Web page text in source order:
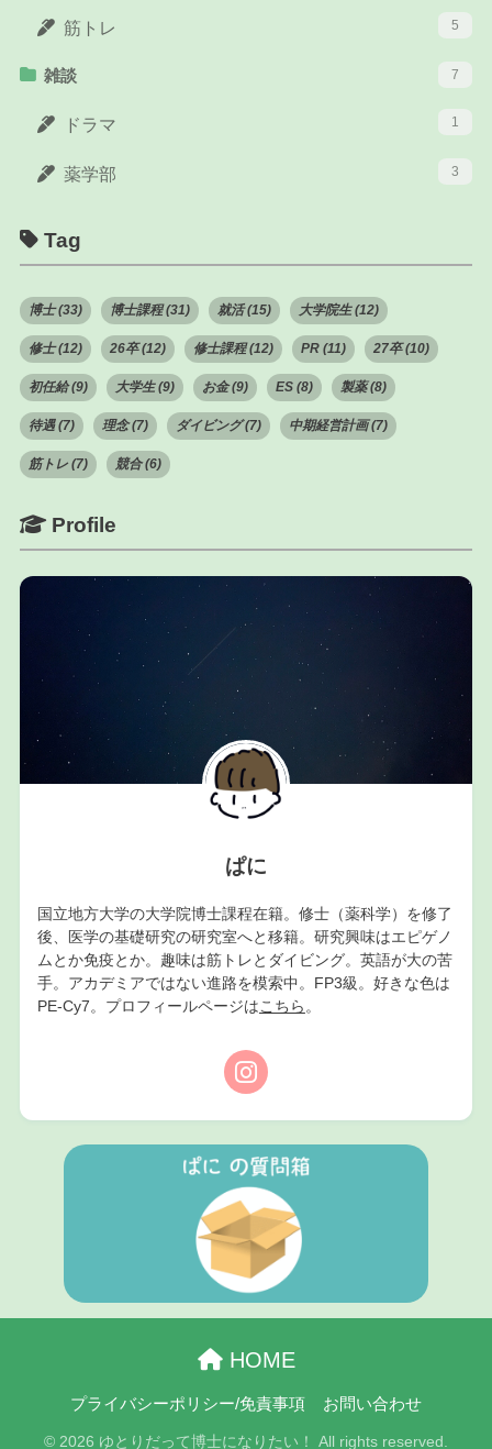
筋トレ 5
雑談 7
ドラマ 1
薬学部 3
Tag
博士 (33) 博士課程 (31) 就活 (15) 大学院生 (12)
修士 (12) 26卒 (12) 修士課程 (12) PR (11) 27卒 (10)
初任給 (9) 大学生 (9) お金 (9) ES (8) 製薬 (8)
待遇 (7) 理念 (7) ダイビング (7) 中期経営計画 (7)
筋トレ (7) 競合 (6)
Profile
ぱに
国立地方大学の大学院博士課程在籍。修士（薬科学）を修了
後、医学の基礎研究の研究室へと移籍。研究興味はエピゲノ
ムとか免疫とか。趣味は筋トレとダイビング。英語が大の苦
手。アカデミアではない進路を模索中。FP3級。好きな色は
PE-Cy7。プロフィールページはこちら。
HOME
プライバシーポリシー/免責事項 お問い合わせ
© 2026 ゆとりだって博士になりたい！ All rights reserved.